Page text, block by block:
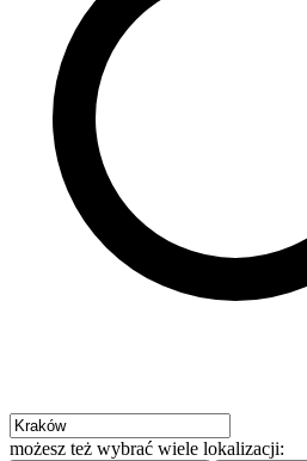
możesz też wybrać wiele lokalizacji: